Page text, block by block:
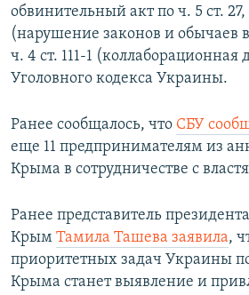
обвинительный акт по ч. 5 ст. 27,
(нарушение законов и обычаев
ч. 4 ст. 111-1 (коллаборационная
Уголовного кодекса Украины.
Ранее сообщалось, что СБУ
еще 11 предпринимателям из
Крыма в сотрудничестве с
Ранее представитель
Крым Тамила Ташева заявила,
приоритетных задач Украины
Крыма станет выявление и